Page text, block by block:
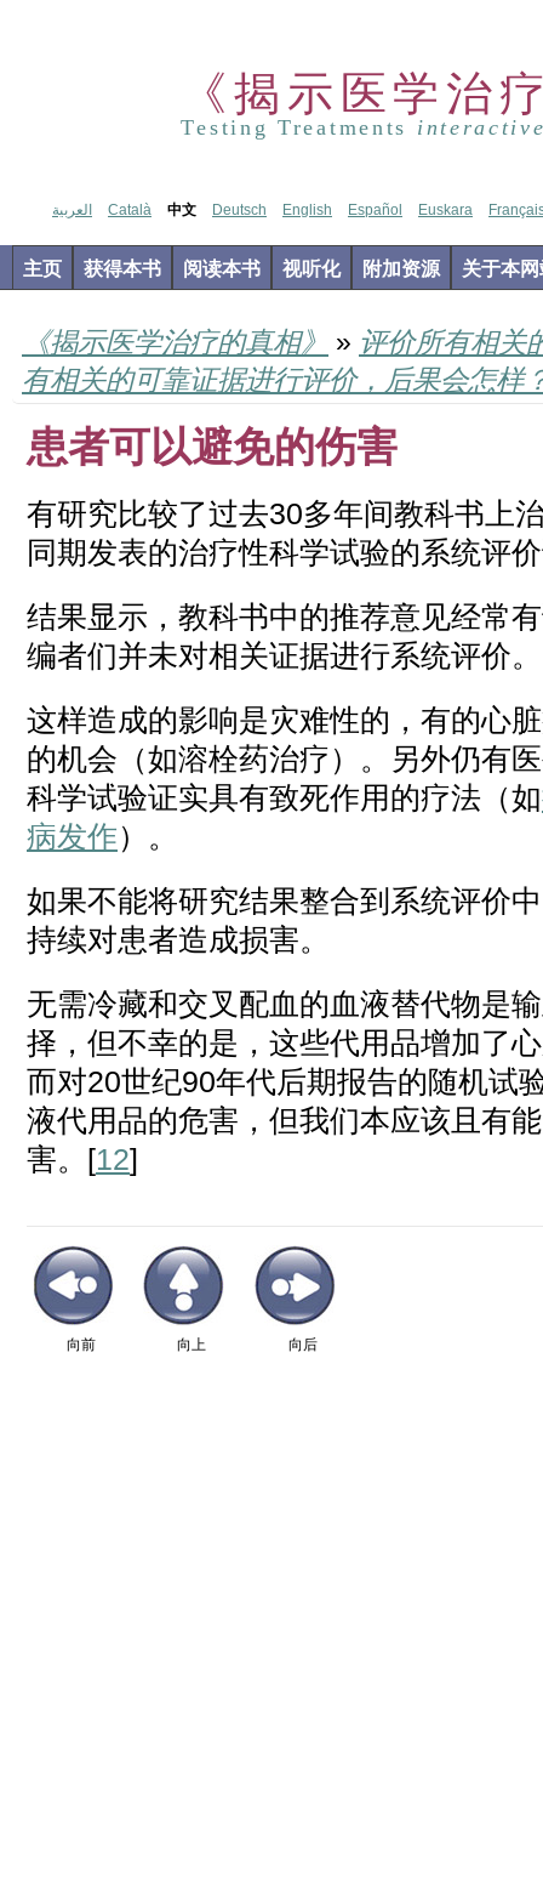
《揭示医学治
Testing Treatments
العربية Català 中文 Deutsch English Español Euskara
主页 获得本书 阅读本书 视听化 附加资源 关于本网
《揭示医学治疗的真相》 » 评价所有相关
有相关的可靠证据进行评价，后果会怎样
患者可以避免的伤害
有研究比较了过去30多年间教科书上
同期发表的治疗性科学试验的系统评
结果显示，教科书中的推荐意见经常
编者们并未对相关证据进行系统评价。
这样造成的影响是灾难性的，有的心
的机会（如溶栓药治疗）。另外仍有
科学试验证实具有致死作用的疗法（如
病发作）。
如果不能将研究结果整合到系统评价
持续对患者造成损害。
无需冷藏和交叉配血的血液替代物是
择，但不幸的是，这些代用品增加了
而对20世纪90年代后期报告的随机试
液代用品的危害，但我们本应该且有
害。[12]
向上
向前 向后